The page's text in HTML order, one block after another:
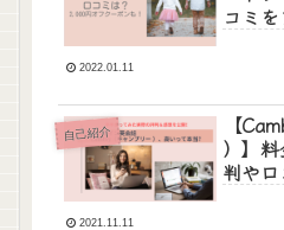
コミ
2022.01.11
自己紹介
【
）】
判や
2021.11.11